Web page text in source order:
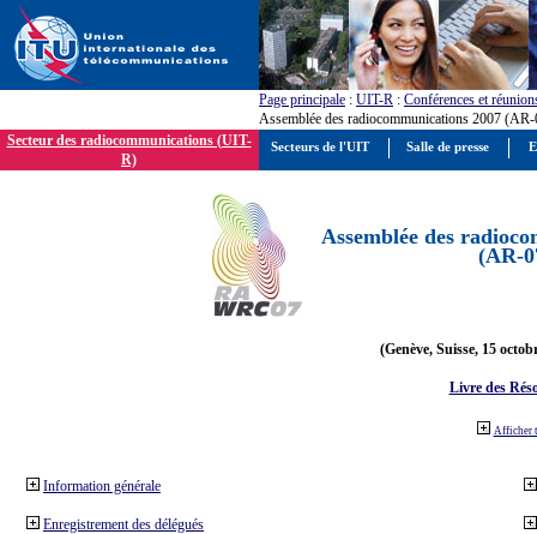
Page principale : UIT-R : Conférences et
Assemblée des radiocommunications 2007
Secteur des radiocommunications (UIT-
R)
Assemblée des
(AR-
(Genève, Suisse, 15
Livre des
Afficher
Information générale
Enregistrement des délégués
Secteurs de l'UIT Salle de presse